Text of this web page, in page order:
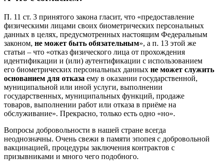
П. 11 ст. 3 принятого закона гласит, что «предоставление
физическими лицами своих биометрических персональных
данных в целях, предусмотренных настоящим Федеральным
законом, не может быть обязательным», а п. 13 этой же
статьи – что «отказ физического лица от прохождения
идентификации и (или) аутентификации с использованием
его биометрических персональных данных не может служить
основанием для отказа ему в оказании государственной,
муниципальной или иной услуги, выполнении
государственных, муниципальных функций, продаже
товаров, выполнении работ или отказа в приёме на
обслуживание». Прекрасно, только есть одно «но».
Вопросы добровольности в нашей стране всегда
неоднозначны. Очень свежи в памяти эпопея с добровольной
вакцинацией, процедуры заключения контрактов с
призывниками и много чего подобного.